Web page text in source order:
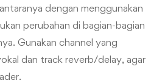
dengan menggunakan
perubahan di bagian-bagian
Gunakan channel yang
dan track reverb/delay, agar